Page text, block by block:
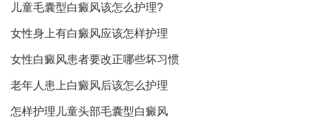
儿童毛囊型白癜风该怎么护理?
女性身上有白癜风应该怎样护理
女性白癜风患者要改正哪些坏习惯
老年人患上白癜风后该怎么护理
怎样护理儿童头部毛囊型白癜风